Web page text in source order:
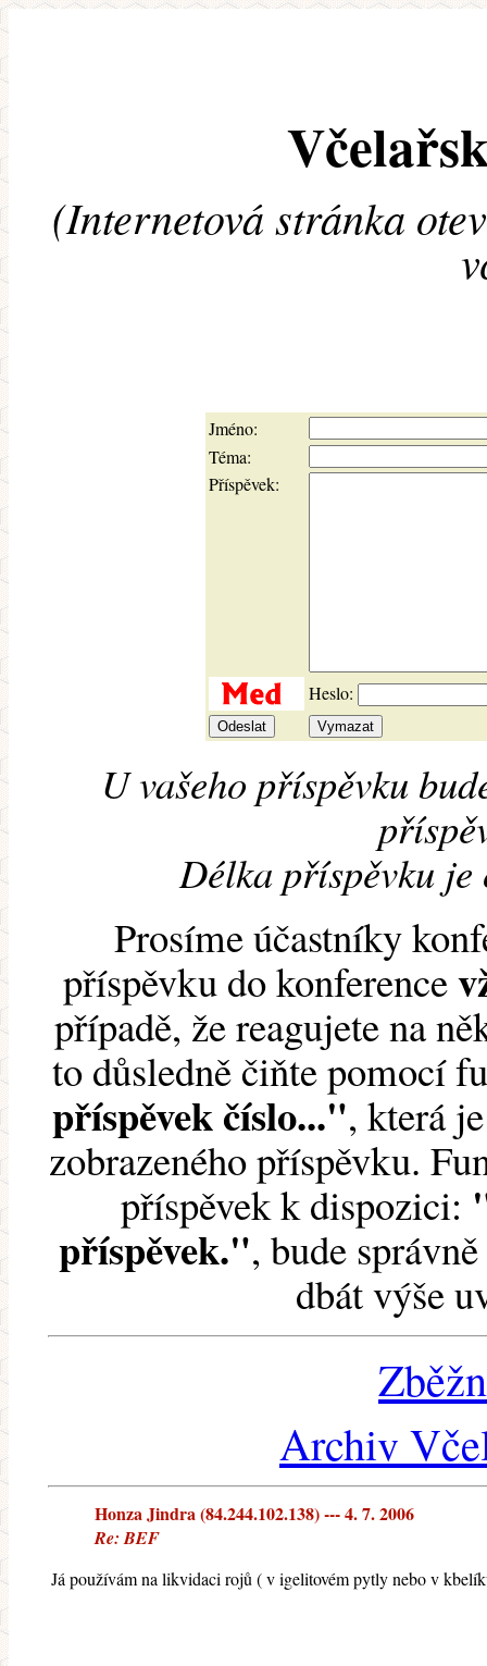
(Internetová stránka
Jméno:
Téma:
Příspěvek:
Heslo:
U vašeho příspěvku
Délka příspěvku je
Prosíme účastníky
příspěvku do konference
případě, že reagujete na
to důsledně čiňte pomocí
příspěvek číslo...", která
zobrazeného příspěvku.
příspěvek k dispozici:
příspěvek.", bude
dbát výše
Archiv
Honza Jindra (84.244.102.138) --- 4. 7. 2006
Re: BEF
Já používám na likvidaci rojů ( v igelitovém pytly nebo v